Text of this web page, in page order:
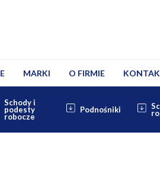
MARKI O FIRMIE
Schody i
podesty
robocze
Podnośniki